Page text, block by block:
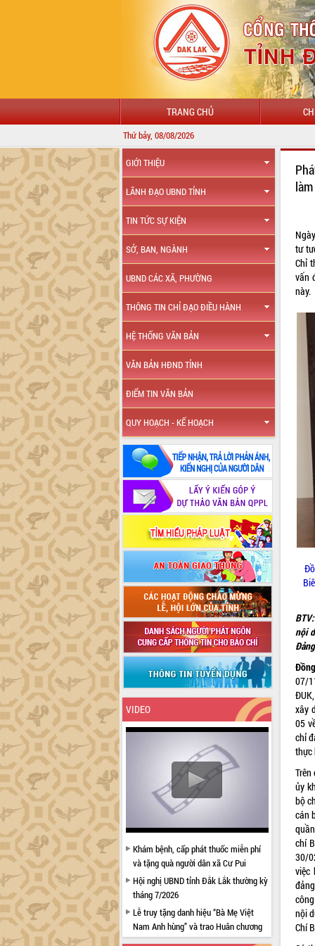
TRANG CHỦ
Thứ bảy, 08/08/2026 CHÀO
GIỚI THIỆU
LÃNH ĐẠO UBND TỈNH
TIN TỨC SỰ KIỆN
SỞ, BAN, NGÀNH
UBND CÁC XÃ, PHƯỜNG
THÔNG TIN CHỈ ĐẠO ĐIỀU HÀNH
HỆ THỐNG VĂN BẢN
VĂN BẢN HĐND TỈNH
ĐIỂM TIN VĂN BẢN
QUY HOẠCH - KẾ HOẠCH
VIDEO
Khám bệnh, cấp phát thuốc miễn phí
và tặng quà người dân xã Cư Pui
Hội nghị UBND tỉnh Đắk Lắk thường kỳ
tháng 7/2026
Lễ truy tặng danh hiệu “Bà Mẹ Việt
Nam Anh hùng” và trao Huân chương
Lao động
tư
Chỉ
vấn
này.
nội
Đ
07/
xây
05
chỉ
thực
ủy
bộ
cán
chí
30/
việc
nội
Chí